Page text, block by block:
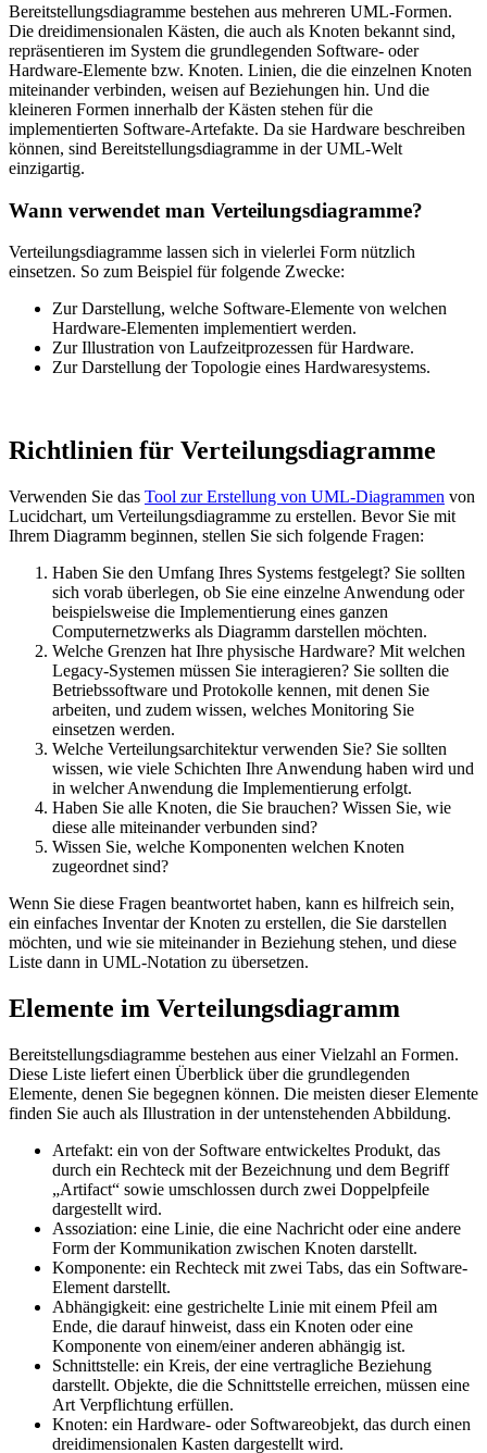
Bereitstellungsdiagramme bestehen aus mehreren UML-Formen.
Die dreidimensionalen Kästen, die auch als Knoten bekannt sind,
repräsentieren im System die grundlegenden Software- oder
Hardware-Elemente bzw. Knoten. Linien, die die einzelnen Knoten
miteinander verbinden, weisen auf Beziehungen hin. Und die
kleineren Formen innerhalb der Kästen stehen für die
implementierten Software-Artefakte. Da sie Hardware beschreiben
können, sind Bereitstellungsdiagramme in der UML-Welt
einzigartig.
Wann verwendet man Verteilungsdiagramme?
Verteilungsdiagramme lassen sich in vielerlei Form nützlich
einsetzen. So zum Beispiel für folgende Zwecke:
Zur Darstellung, welche Software-Elemente von welchen
Hardware-Elementen implementiert werden.
Zur Illustration von Laufzeitprozessen für Hardware.
Zur Darstellung der Topologie eines Hardwaresystems.
Richtlinien für Verteilungsdiagramme
Verwenden Sie das Tool zur Erstellung von UML-Diagrammen von
Lucidchart, um Verteilungsdiagramme zu erstellen. Bevor Sie mit
Ihrem Diagramm beginnen, stellen Sie sich folgende Fragen:
Haben Sie den Umfang Ihres Systems festgelegt? Sie sollten
sich vorab überlegen, ob Sie eine einzelne Anwendung oder
beispielsweise die Implementierung eines ganzen
Computernetzwerks als Diagramm darstellen möchten.
Welche Grenzen hat Ihre physische Hardware? Mit welchen
Legacy-Systemen müssen Sie interagieren? Sie sollten die
Betriebssoftware und Protokolle kennen, mit denen Sie
arbeiten, und zudem wissen, welches Monitoring Sie
einsetzen werden.
Welche Verteilungsarchitektur verwenden Sie? Sie sollten
wissen, wie viele Schichten Ihre Anwendung haben wird und
in welcher Anwendung die Implementierung erfolgt.
Haben Sie alle Knoten, die Sie brauchen? Wissen Sie, wie
diese alle miteinander verbunden sind?
Wissen Sie, welche Komponenten welchen Knoten
zugeordnet sind?
Wenn Sie diese Fragen beantwortet haben, kann es hilfreich sein,
ein einfaches Inventar der Knoten zu erstellen, die Sie darstellen
möchten, und wie sie miteinander in Beziehung stehen, und diese
Liste dann in UML-Notation zu übersetzen.
Elemente im Verteilungsdiagramm
Bereitstellungsdiagramme bestehen aus einer Vielzahl an Formen.
Diese Liste liefert einen Überblick über die grundlegenden
Elemente, denen Sie begegnen können. Die meisten dieser Elemente
finden Sie auch als Illustration in der untenstehenden Abbildung.
Artefakt: ein von der Software entwickeltes Produkt, das
durch ein Rechteck mit der Bezeichnung und dem Begriff
„Artifact“ sowie umschlossen durch zwei Doppelpfeile
dargestellt wird.
Assoziation: eine Linie, die eine Nachricht oder eine andere
Form der Kommunikation zwischen Knoten darstellt.
Komponente: ein Rechteck mit zwei Tabs, das ein Software-
Element darstellt.
Abhängigkeit: eine gestrichelte Linie mit einem Pfeil am
Ende, die darauf hinweist, dass ein Knoten oder eine
Komponente von einem/einer anderen abhängig ist.
Schnittstelle: ein Kreis, der eine vertragliche Beziehung
darstellt. Objekte, die die Schnittstelle erreichen, müssen eine
Art Verpflichtung erfüllen.
Knoten: ein Hardware- oder Softwareobjekt, das durch einen
dreidimensionalen Kasten dargestellt wird.